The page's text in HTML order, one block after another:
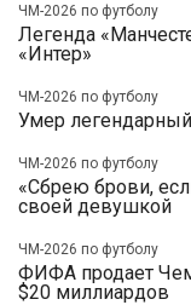
ЧМ-2026 по футболу
Легенда
«Интер»
ЧМ-2026 по футболу
Умер
ЧМ-2026 по футболу
«Сбрею брови,
своей девушкой
ЧМ-2026 по футболу
ФИФА продает
$20 миллиардов